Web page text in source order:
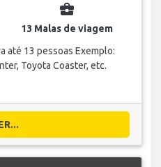
business_center
13 Malas de viagem
até 13 pessoas Exemplo:
Toyota Coaster, etc.